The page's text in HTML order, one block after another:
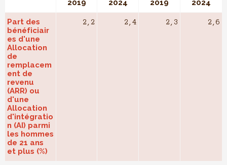
2019 2024 2019 2024
Part des
bénéficiair
es d'une
Allocation
de
remplacem
ent de
revenu
(ARR) ou
d'une
Allocation
d'intégratio
n (AI) parmi
les hommes
de 21 ans
et plus (%)
2,2 2,4 2,3 2,6